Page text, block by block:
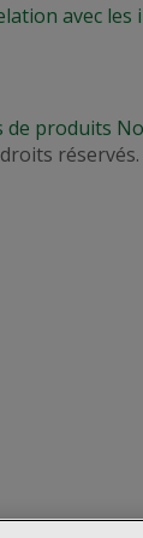
avec les
de produits
réservés.